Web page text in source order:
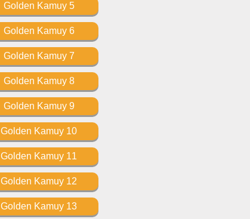
Golden Kamuy 5
Golden Kamuy 6
Golden Kamuy 7
Golden Kamuy 8
Golden Kamuy 9
Golden Kamuy 10
Golden Kamuy 11
Golden Kamuy 12
Golden Kamuy 13